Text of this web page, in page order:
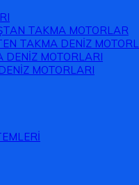
TAKMA MOTORLAR
TAKMA DENİZ
DENİZ MOTORLARI
MOTORLARI